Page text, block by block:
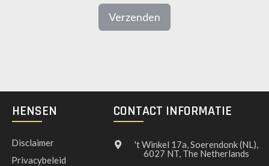
Verzenden
HENSEN
Disclaimer
Privacybeleid
CONTACT INFORMATIE
't Winkel 17a, Soerendonk (NL),
6027 NT, The Netherlands